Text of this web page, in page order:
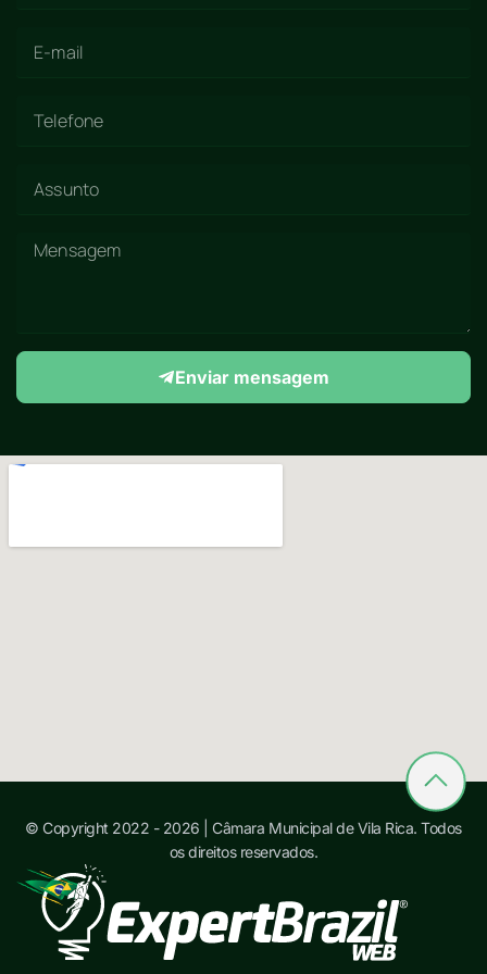
Enviar mensagem
© Copyright 2022 - 2026 | Câmara Municipal de Vila Rica. Todos
os direitos reservados.